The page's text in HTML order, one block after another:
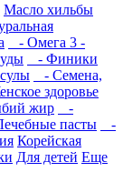
Масло хильбы
- Омега 3 -
- Финики
- Семена,
здоровье
жир
-
пасты
-
Корейская
Для детей Еще